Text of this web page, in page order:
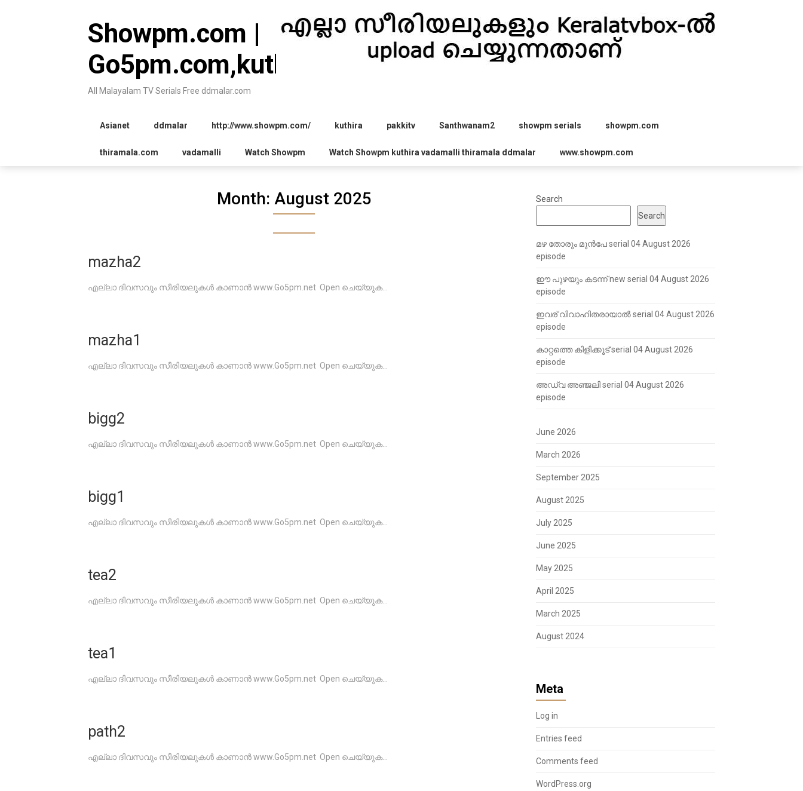
Showpm.com |
Go5pm.com,kuthira.com
All Malayalam TV Serials Free ddmalar.com
Asianet ddmalar http://www.showpm.com/ kuthira pakkitv Santhwanam2 showpm serials showpm.com
thiramala.com vadamalli Watch Showpm Watch Showpm kuthira vadamalli thiramala ddmalar www.showpm.com
Month: August 2025
mazha2
എല്ലാ ദിവസവും സീരിയലുകൾ കാണാൻ www.Go5pm.net Open ചെയ്യുക...
mazha1
എല്ലാ ദിവസവും സീരിയലുകൾ കാണാൻ www.Go5pm.net Open ചെയ്യുക...
bigg2
എല്ലാ ദിവസവും സീരിയലുകൾ കാണാൻ www.Go5pm.net Open ചെയ്യുക...
bigg1
എല്ലാ ദിവസവും സീരിയലുകൾ കാണാൻ www.Go5pm.net Open ചെയ്യുക...
tea2
എല്ലാ ദിവസവും സീരിയലുകൾ കാണാൻ www.Go5pm.net Open ചെയ്യുക...
tea1
എല്ലാ ദിവസവും സീരിയലുകൾ കാണാൻ www.Go5pm.net Open ചെയ്യുക...
path2
എല്ലാ ദിവസവും സീരിയലുകൾ കാണാൻ www.Go5pm.net Open ചെയ്യുക...
Search
Search
മഴ തോരും മുൻപേ serial 04 August 2026
episode
ഈ പുഴയും കടന്ന് new serial 04 August 2026
episode
ഇവര് വിവാഹിതരായാൽ serial 04 August 2026
episode
കാറ്റത്തെ കിളിക്കൂട് serial 04 August 2026
episode
അഡ്വ അഞ്ജലി serial 04 August 2026
episode
June 2026
March 2026
September 2025
August 2025
July 2025
June 2025
May 2025
April 2025
March 2025
August 2024
Meta
Log in
Entries feed
Comments feed
WordPress.org